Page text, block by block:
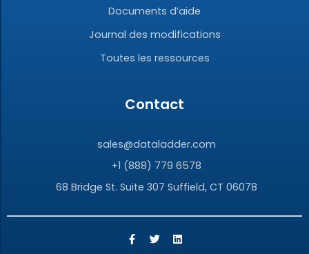
Documents d’aide
Journal des modifications
Toutes les ressources
Contact
sales@dataladder.com
+1 (888) 779 6578
68 Bridge St. Suite 307 Suffield, CT 06078